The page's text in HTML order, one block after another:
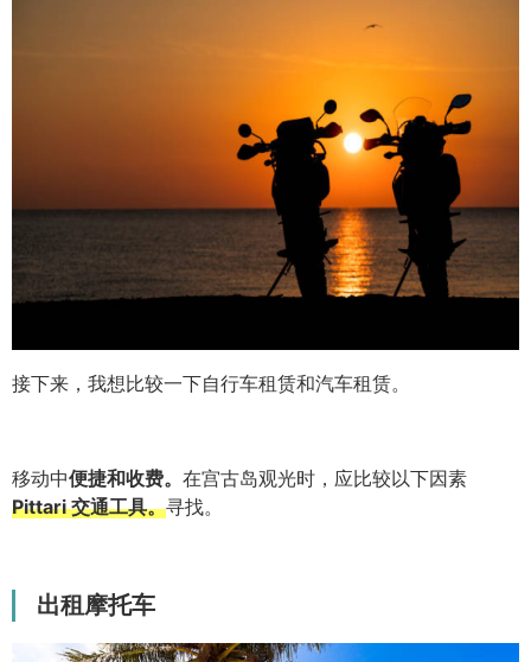
接下来，我想比较一下自行车租赁和汽车租赁。
移动中便捷和收费。 在宫古岛观光时，应比较以下因素
Pittari 交通工具。寻找。
出租摩托车